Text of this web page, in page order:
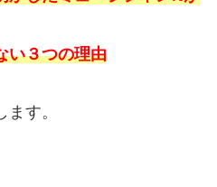
い３つの理由
す。